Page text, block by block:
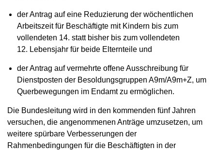
der Antrag auf eine Reduzierung der wöchentlichen
Arbeitszeit für Beschäftigte mit Kindern bis zum
vollendeten 14. statt bisher bis zum vollendeten
12. Lebensjahr für beide Elternteile und
der Antrag auf vermehrte offene Ausschreibung für
Dienstposten der Besoldungsgruppen A9m/A9m+Z, um
Querbewegungen im Endamt zu ermöglichen.
Die Bundesleitung wird in den kommenden fünf Jahren
versuchen, die angenommenen Anträge umzusetzen, um
weitere spürbare Verbesserungen der
Rahmenbedingungen für die Beschäftigten in der